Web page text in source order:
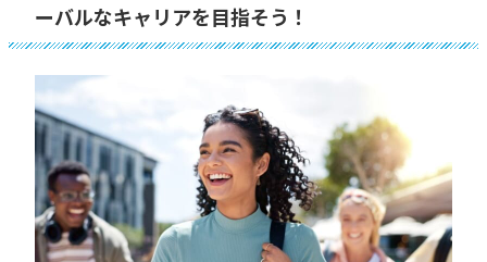
ーバルなキャリアを目指そう！